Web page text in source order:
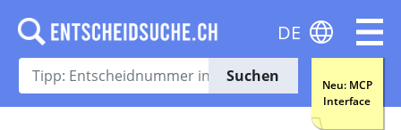
Suchen
Neu: MCP
Interface
DE